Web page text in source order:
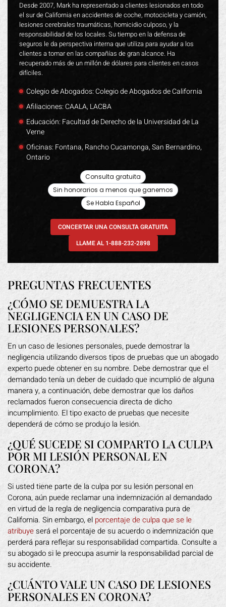
Desde 2007, Mark ha representado a clientes lesionados en todo
el sur de California en accidentes de coche, motocicleta y camión,
lesiones cerebrales traumáticas, homicidio culposo, y la
responsabilidad de los locales. Su tiempo en la defensa de
seguros le da perspectiva interna que utiliza para ayudar a los
clientes a tomar en las compañías de gran alcance. Ha
recuperado más de un millón de dólares para clientes en casos
difíciles.
Colegio de Abogados: Colegio de Abogados de California
Afiliaciones: CAALA, LACBA
Educación: Facultad de Derecho de la Universidad de La
Verne
Oficinas: Fontana, Rancho Cucamonga, San Bernardino,
Ontario
Consulta gratuita
Sin honorarios a menos que ganemos
Se Habla Español
CONCERTAR UNA CONSULTA GRATUITA
LLAME AL 1-888-232-2898
PREGUNTAS FRECUENTES
¿CÓMO SE DEMUESTRA LA
NEGLIGENCIA EN UN CASO DE
LESIONES PERSONALES?
En un caso de lesiones personales, puede demostrar la
negligencia utilizando diversos tipos de pruebas que un abogado
experto puede obtener en su nombre. Debe demostrar que el
demandado tenía un deber de cuidado que incumplió de alguna
manera y, a continuación, debe demostrar que los daños
reclamados fueron consecuencia directa de dicho
incumplimiento. El tipo exacto de pruebas que necesite
dependerá de cómo se produjo la lesión.
¿QUÉ SUCEDE SI COMPARTO LA CULPA
POR MI LESIÓN PERSONAL EN
CORONA?
Si usted tiene parte de la culpa por su lesión personal en
Corona, aún puede reclamar una indemnización al demandado
en virtud de la regla de negligencia comparativa pura de
California. Sin embargo, el porcentaje de culpa que se le
atribuyeserá el porcentaje de su acuerdo o indemnización que
perderá para reflejar su responsabilidad compartida. Consulte a
su abogado si le preocupa asumir la responsabilidad parcial de
su accidente.
¿CUÁNTO VALE UN CASO DE LESIONES
PERSONALES EN CORONA?